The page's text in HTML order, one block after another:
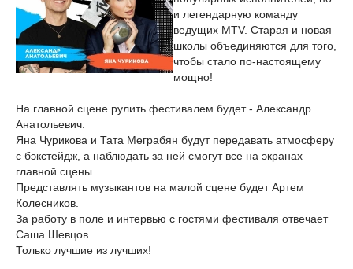
и легендарную команду
ведущих MTV. Старая и новая
школы объединяются для того,
чтобы стало по-настоящему
мощно!
На главной сцене рулить фестивалем будет - Александр
Анатольевич.
Яна Чурикова и Тата Меграбян будут передавать атмосферу
с бэкстейдж, а наблюдать за ней смогут все на экранах
главной сцены.
Представлять музыкантов на малой сцене будет Артем
Колесников.
За работу в поле и интервью с гостями фестиваля отвечает
Саша Шевцов.
Только лучшие из лучших!